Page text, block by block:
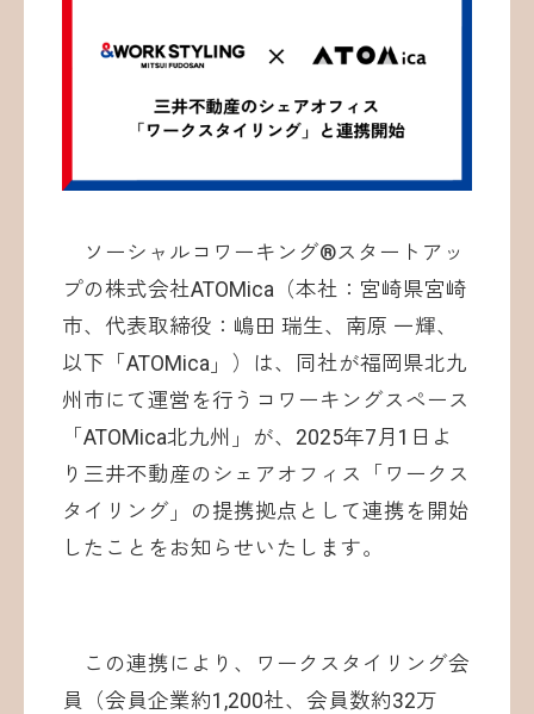
©ATOMica Inc., All Rights Reserved.
ソーシャルコワーキング®︎スタートアッ
プの株式会社ATOMica（本社：宮崎県宮崎
市、代表取締役：嶋田 瑞生、南原 一輝、
以下「ATOMica」）は、同社が福岡県北九
州市にて運営を行うコワーキングスペース
「ATOMica北九州」が、2025年7月1日よ
り三井不動産のシェアオフィス「ワークス
タイリング」の提携拠点として連携を開始
したことをお知らせいたします。
この連携により、ワークスタイリング会
員（会員企業約1,200社、会員数約32万